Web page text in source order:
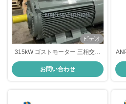
ビデオ
315kW ゴストモーター 三相交流
アシンクロンインダクション電動
モーター B3 設置
お問い合わせ
ス